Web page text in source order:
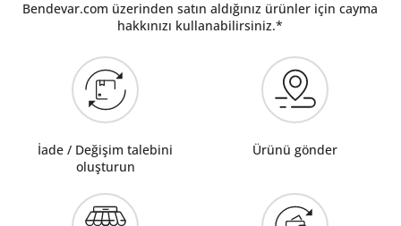
Bendevar.com üzerinden satın aldığınız ürünler için cayma
hakkınızı kullanabilirsiniz.*
İade / Değişim talebini
oluşturun
Ürünü gönder